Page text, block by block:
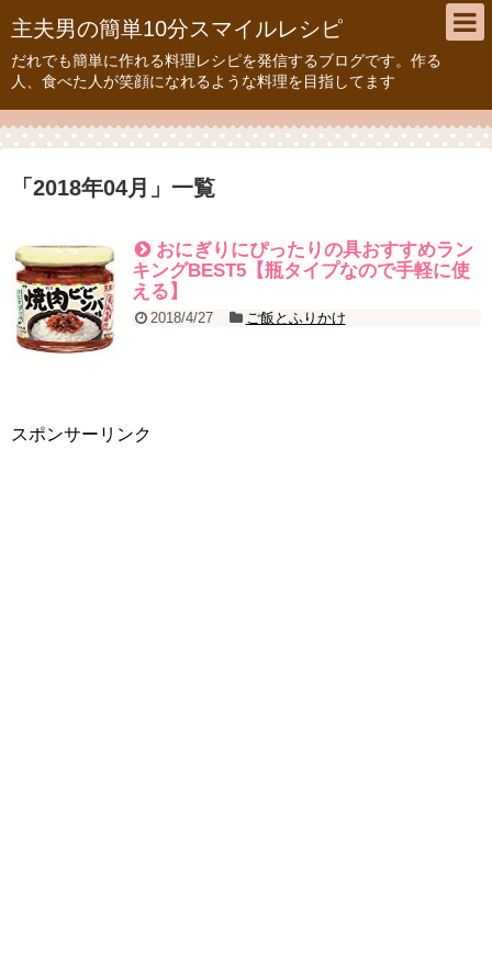
主夫男の簡単10分スマイルレシピ
だれでも簡単に作れる料理レシピを発信するブログです。作る
人、食べた人が笑顔になれるような料理を目指してます
「 2018年04月 」 一覧
おにぎりにぴったりの具おすすめラン
キングBEST5【瓶タイプなので手軽に使
える】
2018/4/27 ご飯とふりかけ
スポンサーリンク